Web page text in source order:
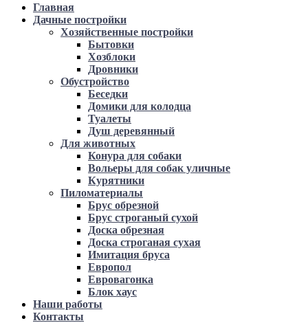
Главная
Дачные постройки
Хозяйственные постройки
Бытовки
Хозблоки
Дровники
Обустройство
Беседки
Домики для колодца
Туалеты
Душ деревянный
Для животных
Конура для собаки
Вольеры для собак уличные
Курятники
Пиломатериалы
Брус обрезной
Брус строганый сухой
Доска обрезная
Доска строганая сухая
Имитация бруса
Европол
Евровагонка
Блок хаус
Наши работы
Контакты